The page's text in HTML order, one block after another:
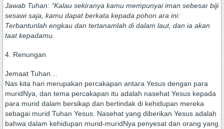
Jawab Tuhan: “Kalau sekiranya kamu mempunyai iman sebesar biji
sesawi saja, kamu dapat berkata kepada pohon ara ini:
Terbantunlah engkau dan tertanamlah di dalam laut, dan ia akan
taat kepadamu.
4. Renungan
Jemaat Tuhan…
Nas kita hari merupakan percakapan antara Yesus dengan para
muridNya, dan tema percakapan itu adalah nasehat Yesus kepada
para murid dalam bersikap dan bertindak di kehidupan mereka
sebagai murid Tuhan Yesus. Nasehat yang diberikan Yesus adalah
bahwa dalam kehidupan murid-muridNya penyesat dan orang yang